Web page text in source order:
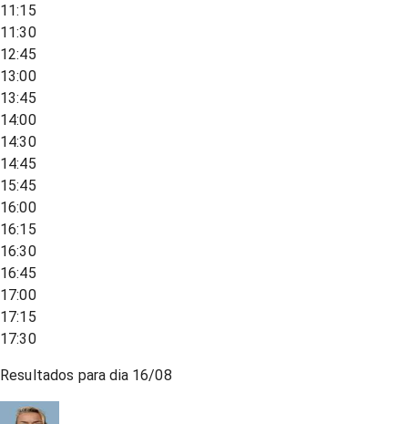
11:15
11:30
12:45
13:00
13:45
14:00
14:30
14:45
15:45
16:00
16:15
16:30
16:45
17:00
17:15
17:30
Resultados para dia 16/08